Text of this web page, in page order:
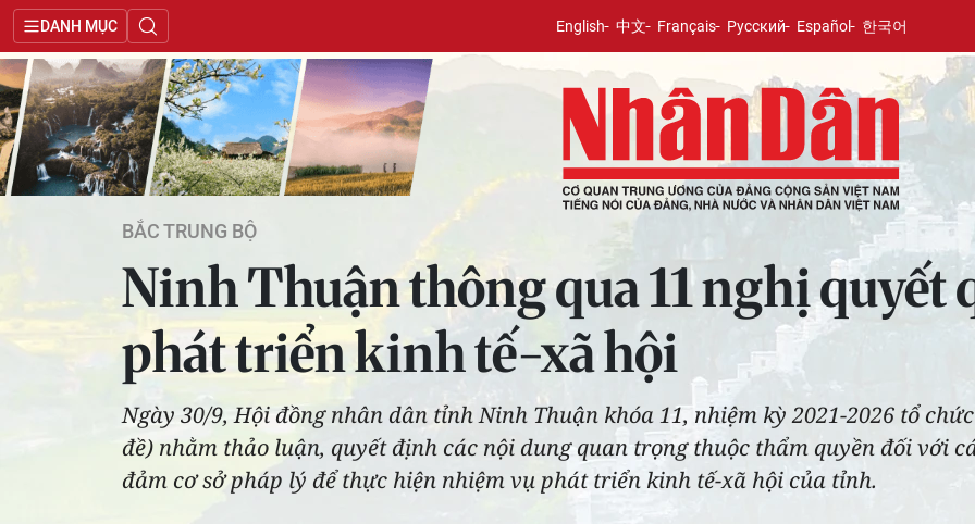
DANH MỤC English 中文 Français Русский Español 한국어
BẮC TRUNG BỘ
Ninh Thuận thông qua 11 nghị quyết
phát triển kinh tế-xã hội
Ngày 30/9, Hội đồng nhân dân tỉnh Ninh Thuận khóa 11, nhiệm kỳ 2021-2026 tổ
đề) nhằm thảo luận, quyết định các nội dung quan trọng thuộc thẩm quyền đối với
đảm cơ sở pháp lý để thực hiện nhiệm vụ phát triển kinh tế-xã hội của tỉnh.